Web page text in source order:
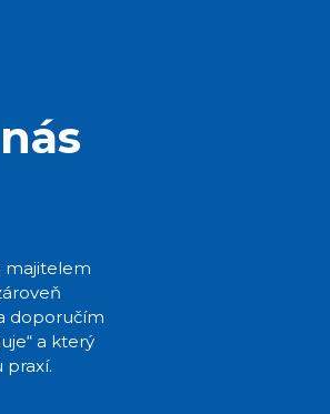
majitelem
doporučím
a který
praxí.